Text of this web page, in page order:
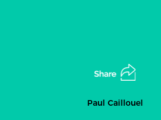
Paul Caillouel